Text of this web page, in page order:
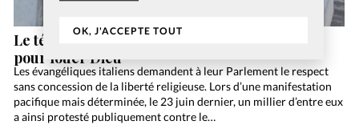
OK, J'ACCEPTE TOUT
Le témoignage d’Ivanoé: la langue des signes
pour louer Dieu
Les évangéliques italiens demandent à leur Parlement le respect
sans concession de la liberté religieuse. Lors d’une manifestation
pacifique mais déterminée, le 23 juin dernier, un millier d’entre eux
a ainsi protesté publiquement contre le…